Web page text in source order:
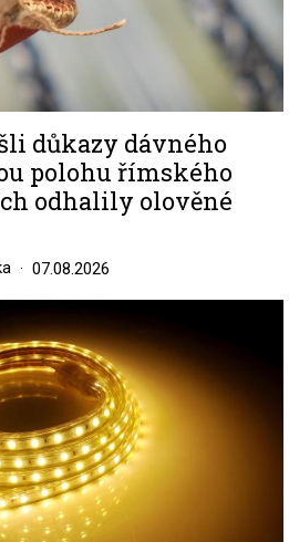
důkazy dávného
polohu římského
odhalily olověné
07.08.2026